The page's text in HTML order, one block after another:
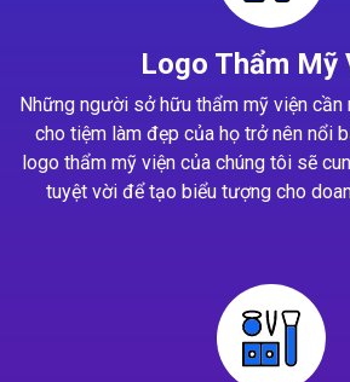
Logo Thẩm Mỹ
Những người sở hữu thẩm mỹ viện
cho tiệm làm đẹp của họ trở nên nổi
logo thẩm mỹ viện của chúng tôi sẽ
tuyệt vời để tạo biểu tượng cho